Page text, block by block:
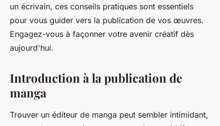
un écrivain, ces conseils pratiques sont essentiels
pour vous guider vers la publication de vos œuvres.
Engagez-vous à façonner votre avenir créatif dès
aujourd'hui.
Introduction à la publication de
manga
Trouver un éditeur de manga peut sembler intimidant,